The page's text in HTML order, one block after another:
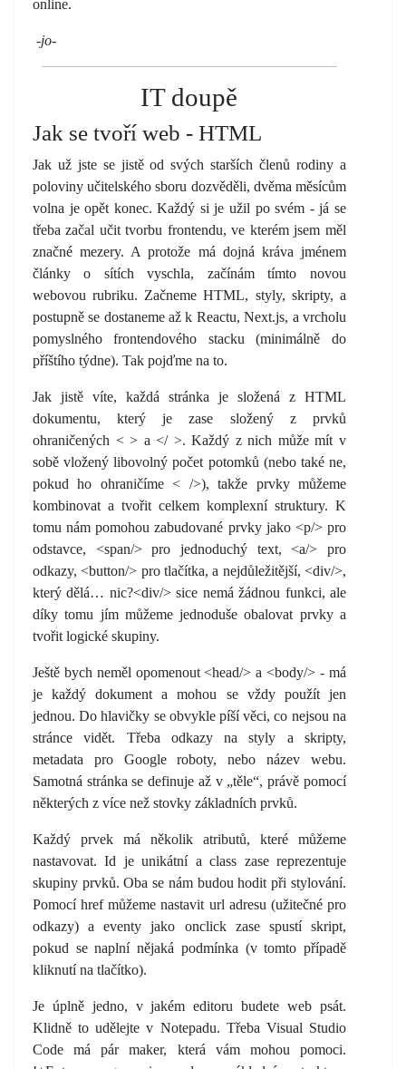
online.
-jo-
IT doupě
Jak se tvoří web - HTML
Jak už jste se jistě od svých starších členů rodiny a
poloviny učitelského sboru dozvěděli, dvěma měsícům
volna je opět konec. Každý si je užil po svém - já se
třeba začal učit tvorbu frontendu, ve kterém jsem měl
značné mezery. A protože má dojná kráva jménem
články o sítích vyschla, začínám tímto novou
webovou rubriku. Začneme HTML, styly, skripty, a
postupně se dostaneme až k Reactu, Next.js, a vrcholu
pomyslného frontendového stacku (minimálně do
příštího týdne). Tak pojďme na to.
Jak jistě víte, každá stránka je složená z HTML
dokumentu, který je zase složený z prvků
ohraničených < > a </ >. Každý z nich může mít v
sobě vložený libovolný počet potomků (nebo také ne,
pokud ho ohraničíme < />), takže prvky můžeme
kombinovat a tvořit celkem komplexní struktury. K
tomu nám pomohou zabudované prvky jako <p/> pro
odstavce, <span/> pro jednoduchý text, <a/> pro
odkazy, <button/> pro tlačítka, a nejdůležitější, <div/>,
který dělá… nic?<div/> sice nemá žádnou funkci, ale
díky tomu jím můžeme jednoduše obalovat prvky a
tvořit logické skupiny.
Ještě bych neměl opomenout <head/> a <body/> - má
je každý dokument a mohou se vždy použít jen
jednou. Do hlavičky se obvykle píší věci, co nejsou na
stránce vidět. Třeba odkazy na styly a skripty,
metadata pro Google roboty, nebo název webu.
Samotná stránka se definuje až v „těle“, právě pomocí
některých z více než stovky základních prvků.
Každý prvek má několik atributů, které můžeme
nastavovat. Id je unikátní a class zase reprezentuje
skupiny prvků. Oba se nám budou hodit při stylování.
Pomocí href můžeme nastavit url adresu (užitečné pro
odkazy) a eventy jako onclick zase spustí skript,
pokud se naplní nějaká podmínka (v tomto případě
kliknutí na tlačítko).
Je úplně jedno, v jakém editoru budete web psát.
Klidně to udělejte v Notepadu. Třeba Visual Studio
Code má pár maker, která vám mohou pomoci.